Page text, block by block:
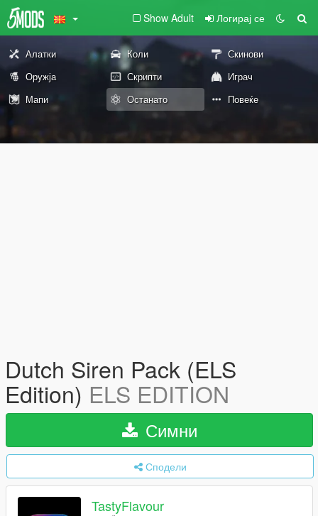
Show Adult Логирај се
Алатки Коли
Скинови
Оружја
Скрипти
Играч
Мапи
Останато Повеќе
Dutch Siren Pack (ELS
Edition) ELS EDITION
Симни
Сподели
TastyFlavour